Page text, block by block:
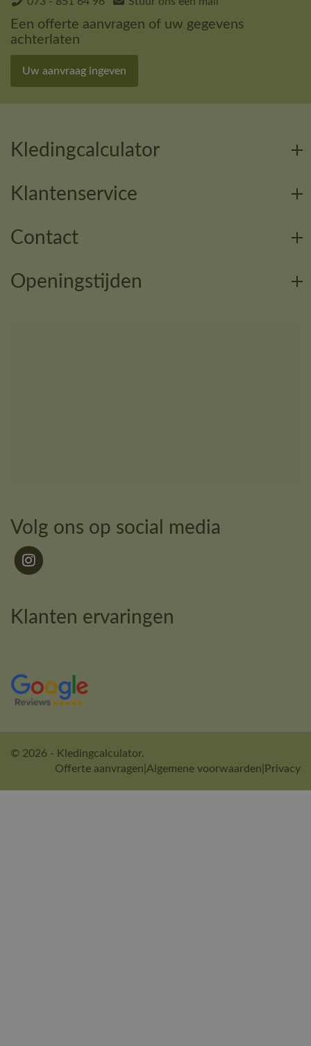
Een offerte aanvragen of uw gegevens
achterlaten
Uw aanvraag ingeven
Kledingcalculator
Klantenservice
Contact
Openingstijden
Volg ons op social media
Klanten ervaringen
© 2026 - Kledingcalculator.
Offerte aanvragen Algemene voorwaarden Privacy